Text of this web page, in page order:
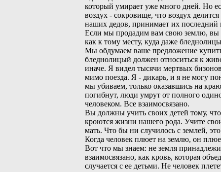
который умирает уже много дней. Но
воздух - сокровище, что воздух
наших дедов, принимает их последний
Если мы продадим вам свою землю, вы
как к тому месту, куда даже
Мы обдумаем ваше предложение
бледнолицый должен относиться к
иначе. Я видел тысячи мертвых
мимо поезда. Я - дикарь, и я не могу
мы убиваем, только оказавшись на
погибнут, люди умрут от полного
человеком. Все взаимосвязано.
Вы должны учить своих детей тому,
кроются жизни нашего рода. Учите
мать. Что бы ни случилось с землей,
Когда человек плюет на землю, он
Вот что мы знаем: не земля
взаимосвязано, как кровь, которая
случается с ее детьми. Не человек